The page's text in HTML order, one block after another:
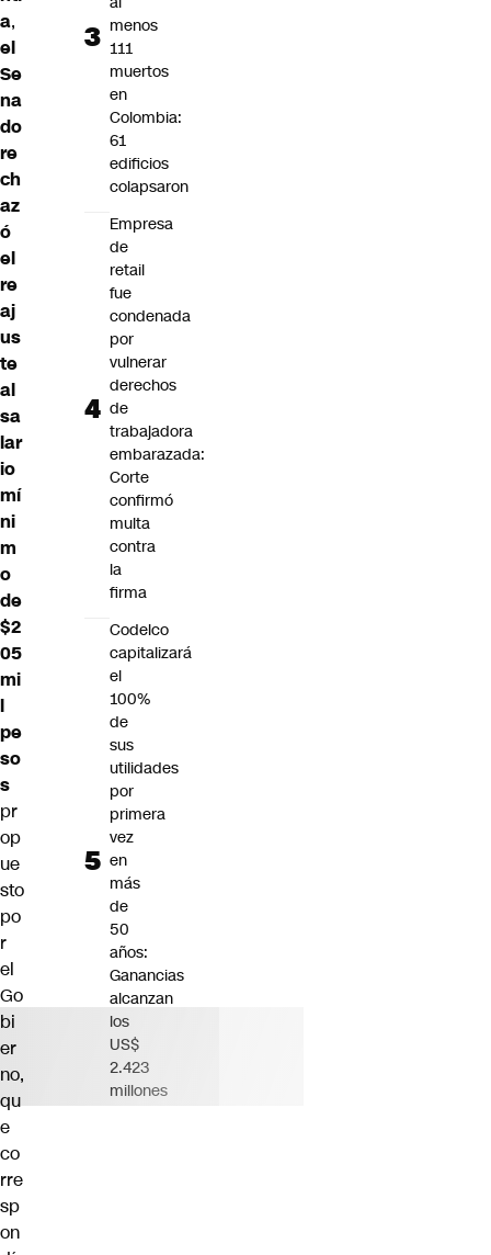
a,
el
Se
na
do
re
ch
az
ó
el
re
aj
us
te
al
sa
lar
io
mí
ni
m
o
de
$2
05
mi
l
pe
so
s
pr
op
ue
sto
po
r
el
Go
bi
er
no,
qu
e
co
rre
sp
on
menos
111
muertos
en
Colombia:
61
edificios
colapsaron
Empresa
de
retail
fue
condenada
por
vulnerar
derechos
de
trabajadora
embarazada:
Corte
confirmó
multa
contra
la
firma
Codelco
capitalizará
el
100%
de
sus
utilidades
por
primera
vez
en
más
de
50
años:
Ganancias
alcanzan
los
US$
2.423
millones